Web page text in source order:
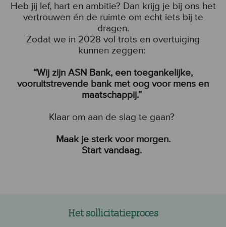
Heb jij lef, hart en ambitie? Dan krijg je bij ons het
vertrouwen én de ruimte om echt iets bij te
dragen.
Zodat we in 2028 vol trots en overtuiging
kunnen zeggen:
“Wij zijn ASN Bank, een toegankelijke,
vooruitstrevende bank met oog voor mens en
maatschappij.”
Klaar om aan de slag te gaan?
Maak je sterk voor morgen.
Start vandaag.
Het sollicitatieproces